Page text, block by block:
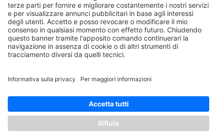
you get the best experience on our
Got it!
CONTATTI
Edi.Ermes srl
Viale E. Forlanini, 21 - 20134, Milano
(+39)027021121
E-mail:eeinfo@eenet.it
ORARI
Lunedì — Giovedì: - 08:30 - 13:00 – 14:00 - 17:30
Venerdì: - 08:30 - 13:00 – 14:00 - 16:00